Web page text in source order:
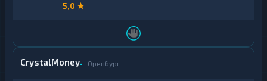
5,0 ★
CrystalMoney Оренбург